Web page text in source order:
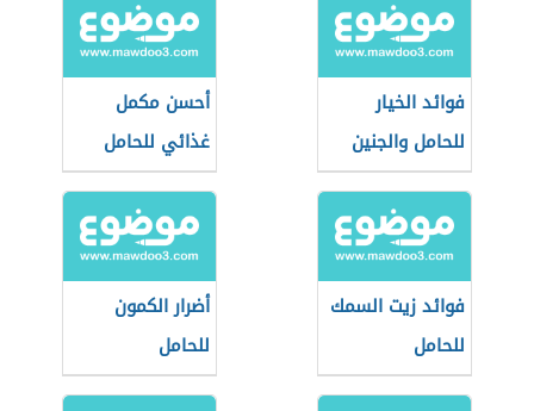
فوائد الخيار
للحامل والجنين
أحسن مكمل
غذائي للحامل
فوائد زيت السمك
للحامل
أضرار الكمون
للحامل